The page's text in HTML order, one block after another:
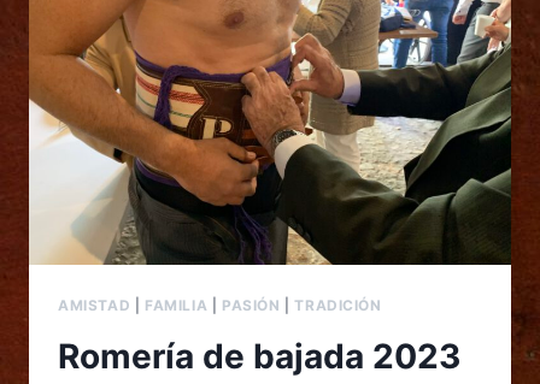
AMISTAD FAMILIA PASIÓN |TRADICIÓN
Romería de bajada 2023